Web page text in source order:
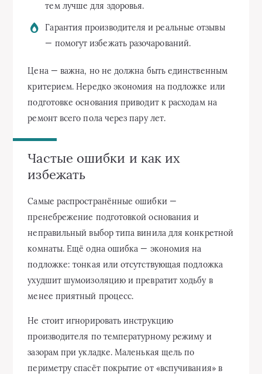
тем лучше для здоровья.
Гарантия производителя и реальные отзывы
— помогут избежать разочарований.
Цена — важна, но не должна быть единственным
критерием. Нередко экономия на подложке или
подготовке основания приводит к расходам на
ремонт всего пола через пару лет.
Частые ошибки и как их
избежать
Самые распространённые ошибки —
пренебрежение подготовкой основания и
неправильный выбор типа винила для конкретной
комнаты. Ещё одна ошибка — экономия на
подложке: тонкая или отсутствующая подложка
ухудшит шумоизоляцию и превратит ходьбу в
менее приятный процесс.
Не стоит игнорировать инструкцию
производителя по температурному режиму и
зазорам при укладке. Маленькая щель по
периметру спасёт покрытие от «вспучивания» в